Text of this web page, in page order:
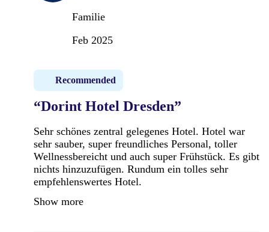
Familie
Feb 2025
Recommended
“Dorint Hotel Dresden”
Sehr schönes zentral gelegenes Hotel. Hotel war
sehr sauber, super freundliches Personal, toller
Wellnessbereicht und auch super Frühstück. Es gibt
nichts hinzuzufügen. Rundum ein tolles sehr
empfehlenswertes Hotel.
Show more